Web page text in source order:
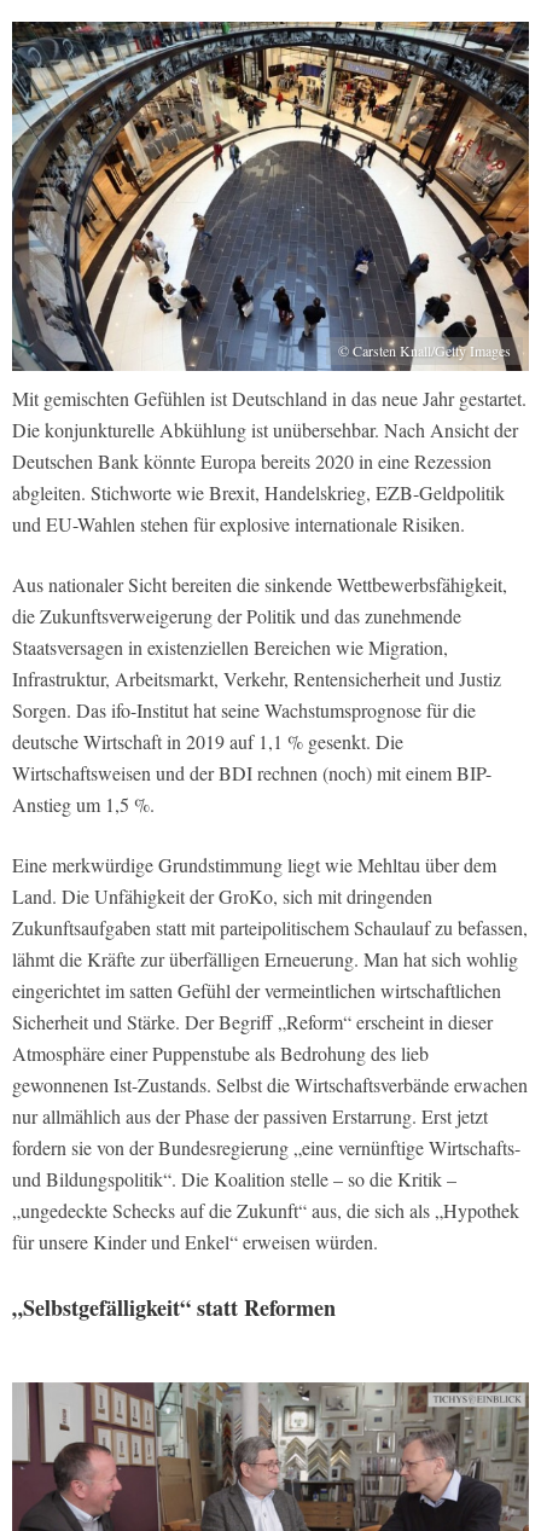
© Carsten Knall/Getty Images
Mit gemischten Gefühlen ist Deutschland in das neue Jahr gestartet.
Die konjunkturelle Abkühlung ist unübersehbar. Nach Ansicht der
Deutschen Bank könnte Europa bereits 2020 in eine Rezession
abgleiten. Stichworte wie Brexit, Handelskrieg, EZB-Geldpolitik
und EU-Wahlen stehen für explosive internationale Risiken.
Aus nationaler Sicht bereiten die sinkende Wettbewerbsfähigkeit,
die Zukunftsverweigerung der Politik und das zunehmende
Staatsversagen in existenziellen Bereichen wie Migration,
Infrastruktur, Arbeitsmarkt, Verkehr, Rentensicherheit und Justiz
Sorgen. Das ifo-Institut hat seine Wachstumsprognose für die
deutsche Wirtschaft in 2019 auf 1,1 % gesenkt. Die
Wirtschaftsweisen und der BDI rechnen (noch) mit einem BIP-
Anstieg um 1,5 %.
Eine merkwürdige Grundstimmung liegt wie Mehltau über dem
Land. Die Unfähigkeit der GroKo, sich mit dringenden
Zukunftsaufgaben statt mit parteipolitischem Schaulauf zu befassen,
lähmt die Kräfte zur überfälligen Erneuerung. Man hat sich wohlig
eingerichtet im satten Gefühl der vermeintlichen wirtschaftlichen
Sicherheit und Stärke. Der Begriff „Reform“ erscheint in dieser
Atmosphäre einer Puppenstube als Bedrohung des lieb
gewonnenen Ist-Zustands. Selbst die Wirtschaftsverbände erwachen
nur allmählich aus der Phase der passiven Erstarrung. Erst jetzt
fordern sie von der Bundesregierung „eine vernünftige Wirtschafts-
und Bildungspolitik“. Die Koalition stelle – so die Kritik –
„ungedeckte Schecks auf die Zukunft“ aus, die sich als „Hypothek
für unsere Kinder und Enkel“ erweisen würden.
„Selbstgefälligkeit“ statt Reformen